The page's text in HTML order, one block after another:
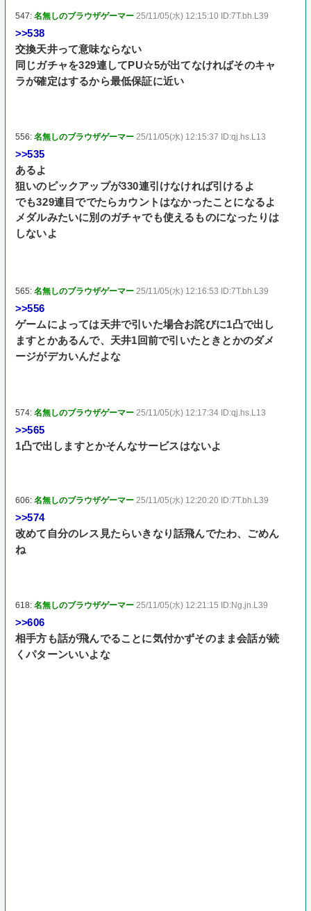
547:名無しのブラウザゲーマー 25/11/05(水) 12:15:10 ID:7T.bh.L39
>>538
交換天井って意味ならない
同じガチャを329連してPU☆5が出てなければそのキャ
ラが確定はするから最低保証に近い
556:名無しのブラウザゲーマー 25/11/05(水) 12:15:37 ID:qj.hs.L13
>>535
あるよ
狙いのピックアップが330連引けなければ引けるよ
でも329連目ででたらカウントはなかったことになるよ
メダルみたいに別のガチャでも使えるものになったりは
しないよ
565:名無しのブラウザゲーマー 25/11/05(水) 12:16:53 ID:7T.bh.L39
>>556
ゲームによっては天井で引いた場合お詫びに1凸で出し
ますとかあるんで、天井1回前で引いたときとかのダメ
ージがデカいんだよな
574:名無しのブラウザゲーマー 25/11/05(水) 12:17:34 ID:qj.hs.L13
>>565
1凸で出しますとかそんなサービスはないよ
606:名無しのブラウザゲーマー 25/11/05(水) 12:20:20 ID:7T.bh.L39
>>574
改めて自分のレス見たらいきなり話飛んでたわ、ごめん
ね
618:名無しのブラウザゲーマー 25/11/05(水) 12:21:15 ID:Ng.jn.L39
>>606
相手方も話が飛んでることに気付かずそのまま会話が続
くパターンいいよな